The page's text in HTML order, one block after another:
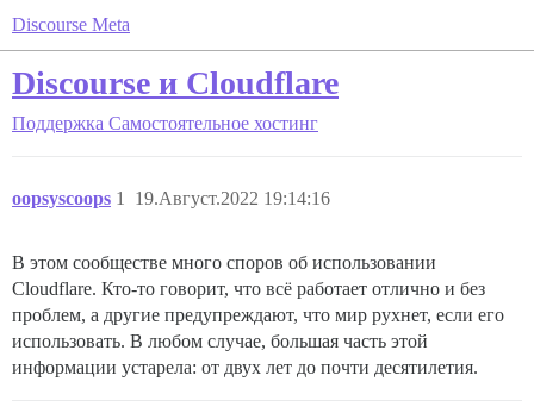
Discourse Meta
Discourse и Cloudflare
Поддержка Самостоятельное хостинг
oopsyscoops 19.Август.2022 19:14:16
1
В этом сообществе много споров об использовании
Cloudflare. Кто-то говорит, что всё работает отлично и без
проблем, а другие предупреждают, что мир рухнет, если его
использовать. В любом случае, большая часть этой
информации устарела: от двух лет до почти десятилетия.